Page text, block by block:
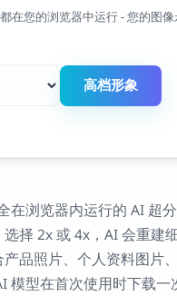
在您的浏览器中运行 - 您的图像
高档形象
在浏览器内运行的 AI 超
择 2x 或 4x，AI 会重
品照片、个人资料图片
模型在首次使用时下载